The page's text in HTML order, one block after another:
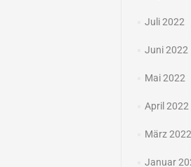
Juli 2022
Juni 2022
Mai 2022
April 2022
März 2022
Januar